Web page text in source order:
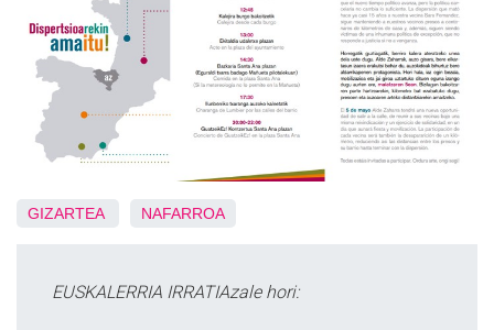
GIZARTEA NAFARROA
EUSKALERRIA IRRATIAzale hori: